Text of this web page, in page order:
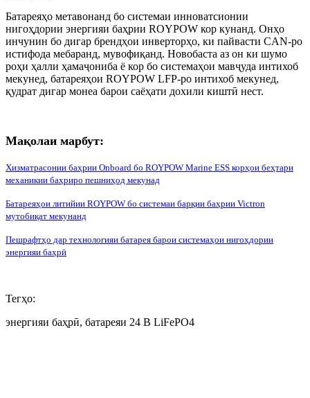
Батареяҳо метавонанд бо системаи инноватсионии
нигоҳдории энергияи баҳрии ROYPOW кор кунанд. Онҳо
инчунин бо дигар брендҳои инверторҳо, ки пайвасти CAN-ро
истифода мебаранд, мувофиқанд. Новобаста аз он ки шумо
роҳи ҳалли ҳамаҷониба ё кор бо системаҳои мавҷуда интихоб
мекунед, батареяҳои ROYPOW LFP-ро интихоб мекунед,
қудрат дигар монеа барои саёҳати дохили киштӣ нест.
Мақолаи марбут:
Хизматрасонии баҳрии Onboard бо ROYPOW Marine ESS корҳои беҳтари
механикии баҳриро пешниҳод мекунад
Батареяҳои литийии ROYPOW бо системаи барқии баҳрии Victron
мутобиқат мекунанд
Пешрафтҳо дар технологияи батарея барои системаҳои нигоҳдории
энергияи баҳрӣ
Тегҳо:
энергияи баҳрӣ, батареяи 24 В LiFePO4